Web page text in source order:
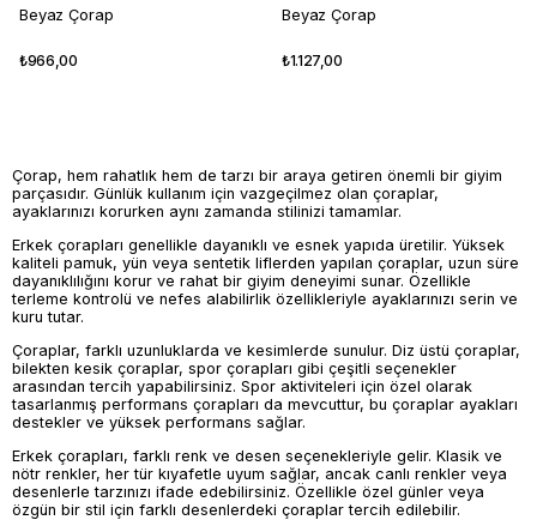
Beyaz Çorap
₺966,00
Beyaz Çorap
₺1.127,00
Çorap, hem rahatlık hem de tarzı bir araya getiren önemli bir giyim
parçasıdır. Günlük kullanım için vazgeçilmez olan çoraplar,
ayaklarınızı korurken aynı zamanda stilinizi tamamlar.
Erkek çorapları genellikle dayanıklı ve esnek yapıda üretilir. Yüksek
kaliteli pamuk, yün veya sentetik liflerden yapılan çoraplar, uzun süre
dayanıklılığını korur ve rahat bir giyim deneyimi sunar. Özellikle
terleme kontrolü ve nefes alabilirlik özellikleriyle ayaklarınızı serin ve
kuru tutar.
Çoraplar, farklı uzunluklarda ve kesimlerde sunulur. Diz üstü çoraplar,
bilekten kesik çoraplar, spor çorapları gibi çeşitli seçenekler
arasından tercih yapabilirsiniz. Spor aktiviteleri için özel olarak
tasarlanmış performans çorapları da mevcuttur, bu çoraplar ayakları
destekler ve yüksek performans sağlar.
Erkek çorapları, farklı renk ve desen seçenekleriyle gelir. Klasik ve
nötr renkler, her tür kıyafetle uyum sağlar, ancak canlı renkler veya
desenlerle tarzınızı ifade edebilirsiniz. Özellikle özel günler veya
özgün bir stil için farklı desenlerdeki çoraplar tercih edilebilir.